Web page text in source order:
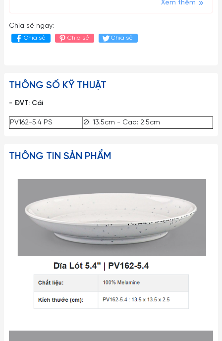
Xem thêm
Chia sẻ ngay:
Chia sẻ Chia sẻ Chia sẻ
THÔNG SỐ KỸ THUẬT
- ĐVT: Cái
PV162-5.4 PS Ø: 13.5cm - Cao: 2.5cm
THÔNG TIN SẢN PHẨM